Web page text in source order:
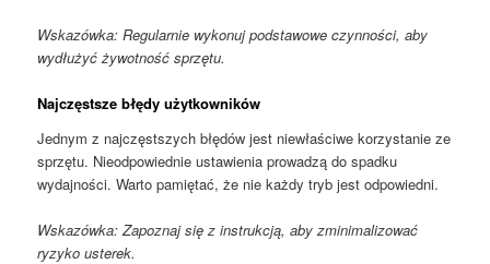
Wskazówka: Regularnie wykonuj podstawowe czynności, aby
wydłużyć żywotność sprzętu.
Najczęstsze błędy użytkowników
Jednym z najczęstszych błędów jest niewłaściwe korzystanie ze
sprzętu. Nieodpowiednie ustawienia prowadzą do spadku
wydajności. Warto pamiętać, że nie każdy tryb jest odpowiedni.
Wskazówka: Zapoznaj się z instrukcją, aby zminimalizować
ryzyko usterek.